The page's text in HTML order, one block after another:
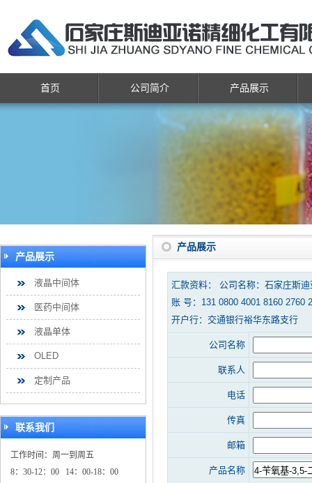
首页 公司简介 产品展示
产品展示
液晶中间体
医药中间体
液晶单体
OLED
定制产品
联系我们
工作时间：周一到周五
8：30-12：00 14：00-18：00
产品展示
汇款资料： 公司名称：石家庄斯
账 号：131 0800 4001 8160 2760
开户行：交通银行裕华东路支行
公司名称
联系人
电话
传真
邮箱
产品名称